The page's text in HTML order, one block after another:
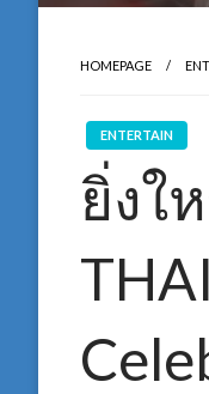
HOMEPAGE
ENTERTAIN
ยิ่งใ